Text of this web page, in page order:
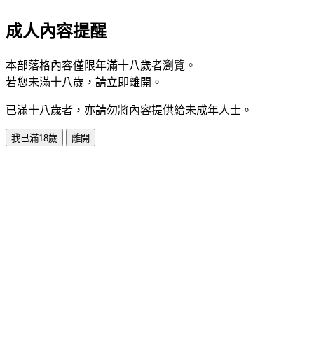
成人內容提醒
本部落格內容僅限年滿十八歲者瀏覽。
若您未滿十八歲，請立即離開。
已滿十八歲者，亦請勿將內容提供給未成年人士。
我已滿18歲 離開